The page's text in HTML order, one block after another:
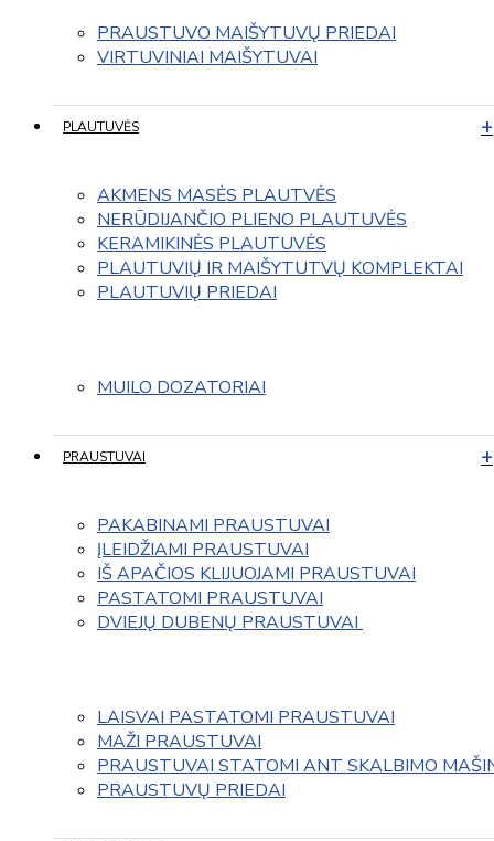
PRAUSTUVO MAIŠYTUVŲ PRIEDAI
VIRTUVINIAI MAIŠYTUVAI
PLAUTUVĖS
AKMENS MASĖS PLAUTVĖS
NERŪDIJANČIO PLIENO PLAUTUVĖS
KERAMIKINĖS PLAUTUVĖS
PLAUTUVIŲ IR MAIŠYTUTVŲ KOMPLEKTAI
PLAUTUVIŲ PRIEDAI
MUILO DOZATORIAI
PRAUSTUVAI
PAKABINAMI PRAUSTUVAI
ĮLEIDŽIAMI PRAUSTUVAI
IŠ APAČIOS KLIJUOJAMI PRAUSTUVAI
PASTATOMI PRAUSTUVAI
DVIEJŲ DUBENŲ PRAUSTUVAI
LAISVAI PASTATOMI PRAUSTUVAI
MAŽI PRAUSTUVAI
PRAUSTUVAI STATOMI ANT SKALBIMO
PRAUSTUVŲ PRIEDAI